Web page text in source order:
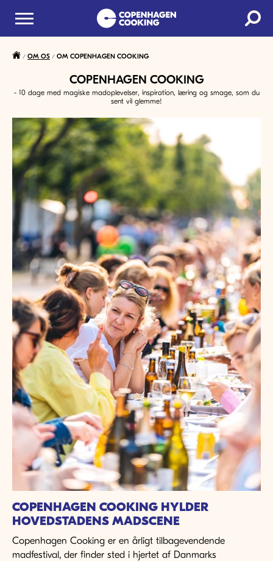
OM OS OM COPENHAGEN COOKING
COPENHAGEN COOKING
- 10 dage med magiske madoplevelser, inspiration, læring og smage, som du
sent vil glemme!
COPENHAGEN COOKING HYLDER
HOVEDSTADENS MADSCENE
Copenhagen Cooking er en årligt tilbagevendende
madfestival, der finder sted i hjertet af Danmarks